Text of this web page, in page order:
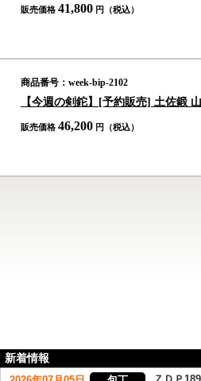
販売価格 41,800 円（税込）
商品番号：week-bip-2102
【今週の剣鉈】[予約販売] 土佐鍛
販売価格 46,200 円（税込）
新着情報